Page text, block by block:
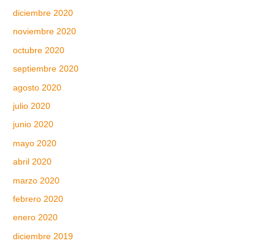
diciembre 2020
noviembre 2020
octubre 2020
septiembre 2020
agosto 2020
julio 2020
junio 2020
mayo 2020
abril 2020
marzo 2020
febrero 2020
enero 2020
diciembre 2019